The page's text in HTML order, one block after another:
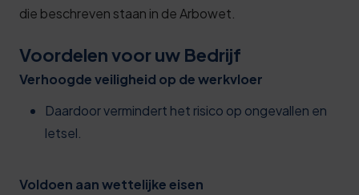
die beschreven staan in de Arbowet.
Voordelen voor uw Bedrijf
Verhoogde veiligheid op de werkvloer
Daardoor vermindert het risico op ongevallen en
letsel.
Voldoen aan wettelijke eisen